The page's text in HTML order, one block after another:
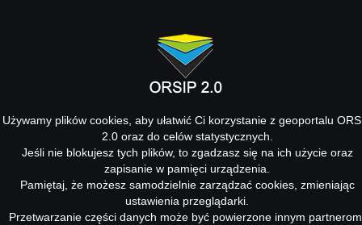
Używamy plików cookies, aby ułatwić Ci korzystanie z geoportalu
2.0 oraz do celów statystycznych.
Jeśli nie blokujesz tych plików, to zgadzasz się na ich użycie oraz
zapisanie w pamięci urządzenia.
Pamiętaj, że możesz samodzielnie zarządzać cookies, zmieniając
ustawienia przeglądarki.
Przetwarzanie części danych może być powierzone innym